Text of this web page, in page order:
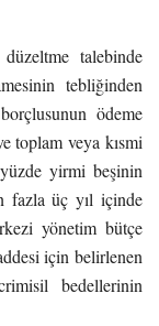
talebinde
tebliğinden
ödeme
toplam veya kısmi
yirmi beşinin
fazla üç yıl içinde
yönetim bütçe
için belirlenen
bedellerinin